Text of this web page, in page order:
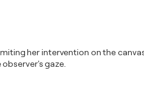
her intervention on the
gaze.